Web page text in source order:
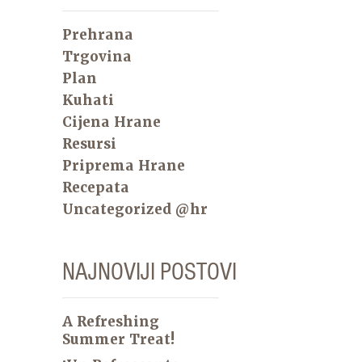
Prehrana
Trgovina
Plan
Kuhati
Cijena Hrane
Resursi
Priprema Hrane
Recepata
Uncategorized @hr
NAJNOVIJI POSTOVI
A Refreshing
Summer Treat!